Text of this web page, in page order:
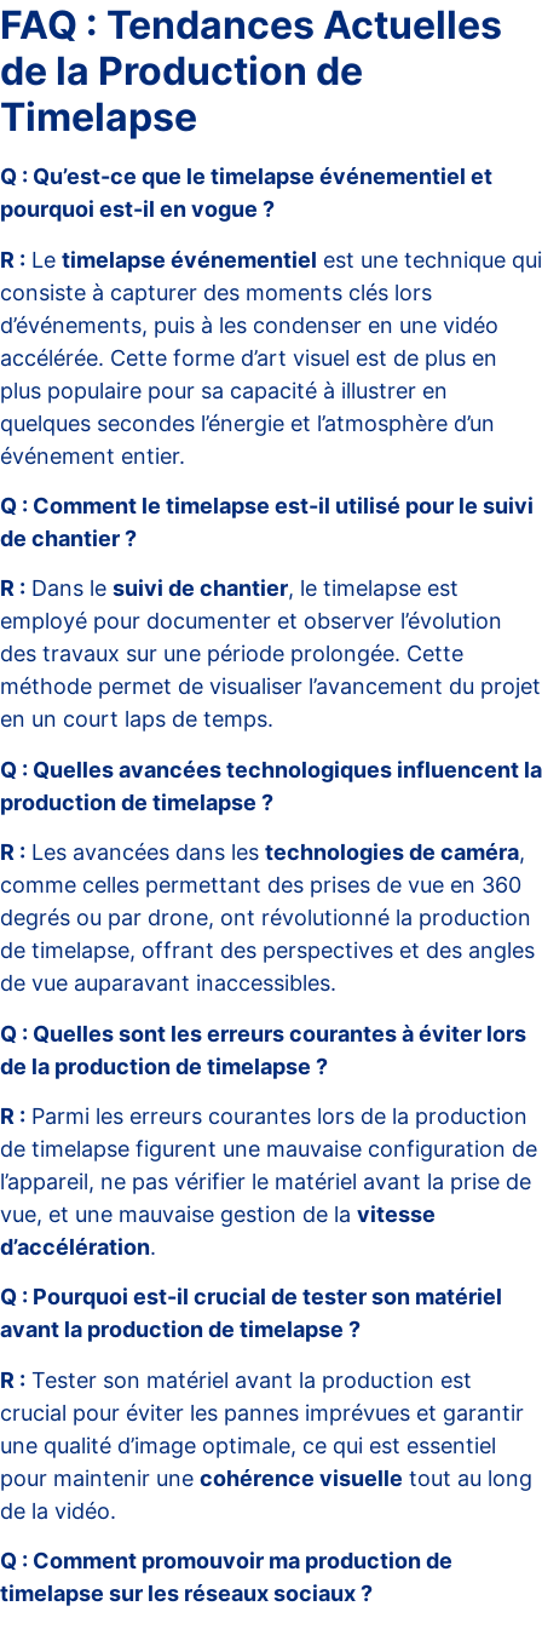
FAQ : Tendances Actuelles
de la Production de
Timelapse
Q : Qu’est-ce que le timelapse événementiel et
pourquoi est-il en vogue ?
R : Le timelapse événementiel est une technique qui
consiste à capturer des moments clés lors
d’événements, puis à les condenser en une vidéo
accélérée. Cette forme d’art visuel est de plus en
plus populaire pour sa capacité à illustrer en
quelques secondes l’énergie et l’atmosphère d’un
événement entier.
Q : Comment le timelapse est-il utilisé pour le suivi
de chantier ?
R : Dans le suivi de chantier, le timelapse est
employé pour documenter et observer l’évolution
des travaux sur une période prolongée. Cette
méthode permet de visualiser l’avancement du projet
en un court laps de temps.
Q : Quelles avancées technologiques influencent la
production de timelapse ?
R : Les avancées dans les technologies de caméra,
comme celles permettant des prises de vue en 360
degrés ou par drone, ont révolutionné la production
de timelapse, offrant des perspectives et des angles
de vue auparavant inaccessibles.
Q : Quelles sont les erreurs courantes à éviter lors
de la production de timelapse ?
R : Parmi les erreurs courantes lors de la production
de timelapse figurent une mauvaise configuration de
l’appareil, ne pas vérifier le matériel avant la prise de
vue, et une mauvaise gestion de la vitesse
d’accélération.
Q : Pourquoi est-il crucial de tester son matériel
avant la production de timelapse ?
R : Tester son matériel avant la production est
crucial pour éviter les pannes imprévues et garantir
une qualité d’image optimale, ce qui est essentiel
pour maintenir une cohérence visuelle tout au long
de la vidéo.
Q : Comment promouvoir ma production de
timelapse sur les réseaux sociaux ?